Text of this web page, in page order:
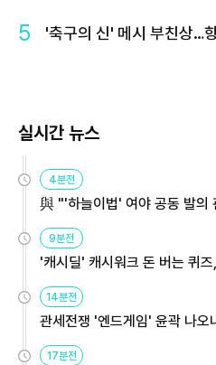
5 '축구의 신' 메시 부친상…
실시간 뉴스
4분전
與 "'하늘이법' 여야 공동 발의
9분전
'캐시딜' 캐시워크 돈 버는 퀴
14분전
관세전쟁 '엔드게임' 윤곽 나
용해야
17분전